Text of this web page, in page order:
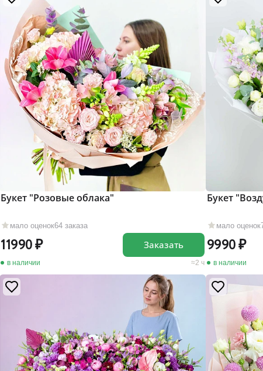
мало оценок64 заказа
Букет "Розовые облака"
11990
в наличии 2 ч
Заказать
мало оценок
Букет
9990
в наличии